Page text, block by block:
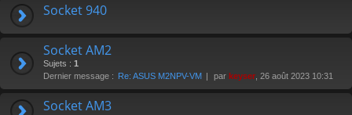
Socket 940
Socket AM2
Sujets : 1
Dernier message : Re: ASUS M2NPV-VM par keyser , 26 août 2023 10:31
Socket AM3